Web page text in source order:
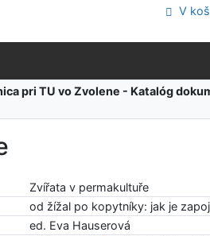
V
pri TU vo Zvolene - Katalóg
Zvířata v permakultuře
od žížal po kopytníky: jak je
ed. Eva Hauserová